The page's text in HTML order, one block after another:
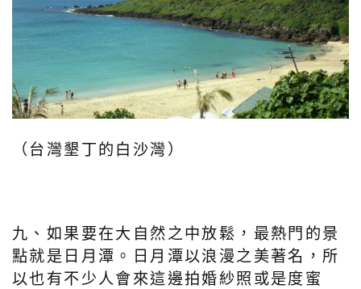
（台灣墾丁的白沙灣）
九、如果要在大自然之中放鬆，最熱門的景
點就是日月潭。日月潭以浪漫之美著名，所
以也有不少人會來這邊拍婚紗照或是度蜜